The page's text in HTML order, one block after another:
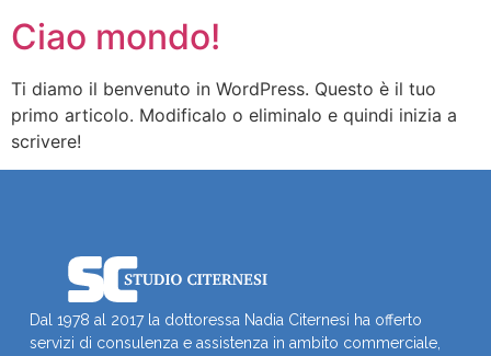
Ciao mondo!
Ti diamo il benvenuto in WordPress. Questo è il tuo
primo articolo. Modificalo o eliminalo e quindi inizia a
scrivere!
Dal 1978 al 2017 la dottoressa Nadia Citernesi ha offerto
servizi di consulenza e assistenza in ambito commerciale,